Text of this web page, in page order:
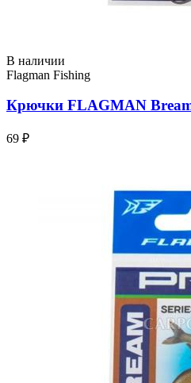
В наличии
Flagman Fishing
Крючки FLAGMAN
69 ₽